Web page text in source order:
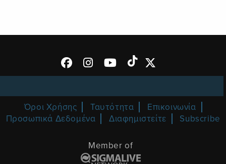
Όροι Χρήσης Ταυτότητα
Επικοινωνία
Προσωπικά Δεδομένα
Διαφημιστείτε Subscribe
Member of